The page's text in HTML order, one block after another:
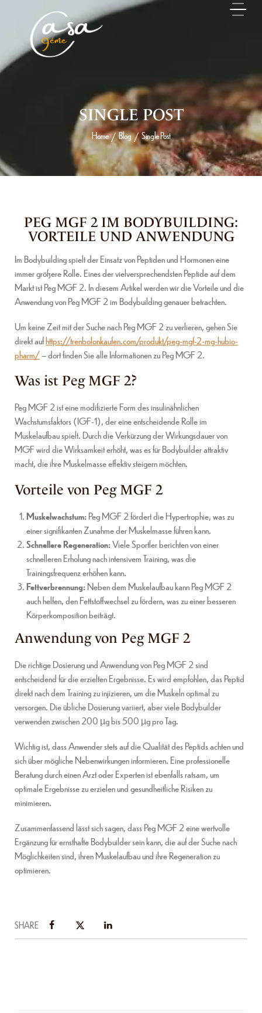
SINGLE POST
Home / Blog / Single Post
PEG MGF 2 IM BODYBUILDING:
VORTEILE UND ANWENDUNG
Im Bodybuilding spielt der Einsatz von Peptiden und Hormonen eine
immer größere Rolle. Eines der vielversprechendsten Peptide auf dem
Markt ist Peg MGF 2. In diesem Artikel werden wir die Vorteile und die
Anwendung von Peg MGF 2 im Bodybuilding genauer betrachten.
Um keine Zeit mit der Suche nach Peg MGF 2 zu verlieren, gehen Sie
direkt aufhttps://trenbolonkaufen.com/produkt/peg-mgf-2-mg-hubio-
pharm/– dort finden Sie alle Informationen zu Peg MGF 2.
Was ist Peg MGF 2?
Peg MGF 2 ist eine modifizierte Form des insulinähnlichen
Wachstumsfaktors (IGF-1), der eine entscheidende Rolle im
Muskelaufbau spielt. Durch die Verkürzung der Wirkungsdauer von
MGF wird die Wirksamkeit erhöht, was es für Bodybuilder attraktiv
macht, die ihre Muskelmasse effektiv steigern möchten.
Vorteile von Peg MGF 2
Muskelwachstum:Peg MGF 2 fördert die Hypertrophie, was zu
einer signifikanten Zunahme der Muskelmasse führen kann.
Schnellere Regeneration:Viele Sportler berichten von einer
schnelleren Erholung nach intensivem Training, was die
Trainingsfrequenz erhöhen kann.
Fettverbrennung:Neben dem Muskelaufbau kann Peg MGF 2
auch helfen, den Fettstoffwechsel zu fördern, was zu einer besseren
Körperkomposition beiträgt.
Anwendung von Peg MGF 2
Die richtige Dosierung und Anwendung von Peg MGF 2 sind
entscheidend für die erzielten Ergebnisse. Es wird empfohlen, das Peptid
direkt nach dem Training zu injizieren, um die Muskeln optimal zu
versorgen. Die übliche Dosierung variiert, aber viele Bodybuilder
verwenden zwischen 200 µg bis 500 µg pro Tag.
Wichtig ist, dass Anwender stets auf die Qualität des Peptids achten und
sich über mögliche Nebenwirkungen informieren. Eine professionelle
Beratung durch einen Arzt oder Experten ist ebenfalls ratsam, um
optimale Ergebnisse zu erzielen und gesundheitliche Risiken zu
minimieren.
Zusammenfassend lässt sich sagen, dass Peg MGF 2 eine wertvolle
Ergänzung für ernsthafte Bodybuilder sein kann, die auf der Suche nach
Möglichkeiten sind, ihren Muskelaufbau und ihre Regeneration zu
optimieren.
SHARE